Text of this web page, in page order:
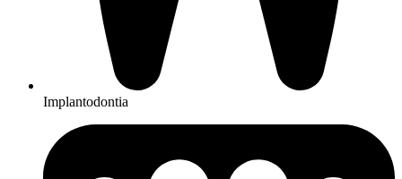
Implantodontia